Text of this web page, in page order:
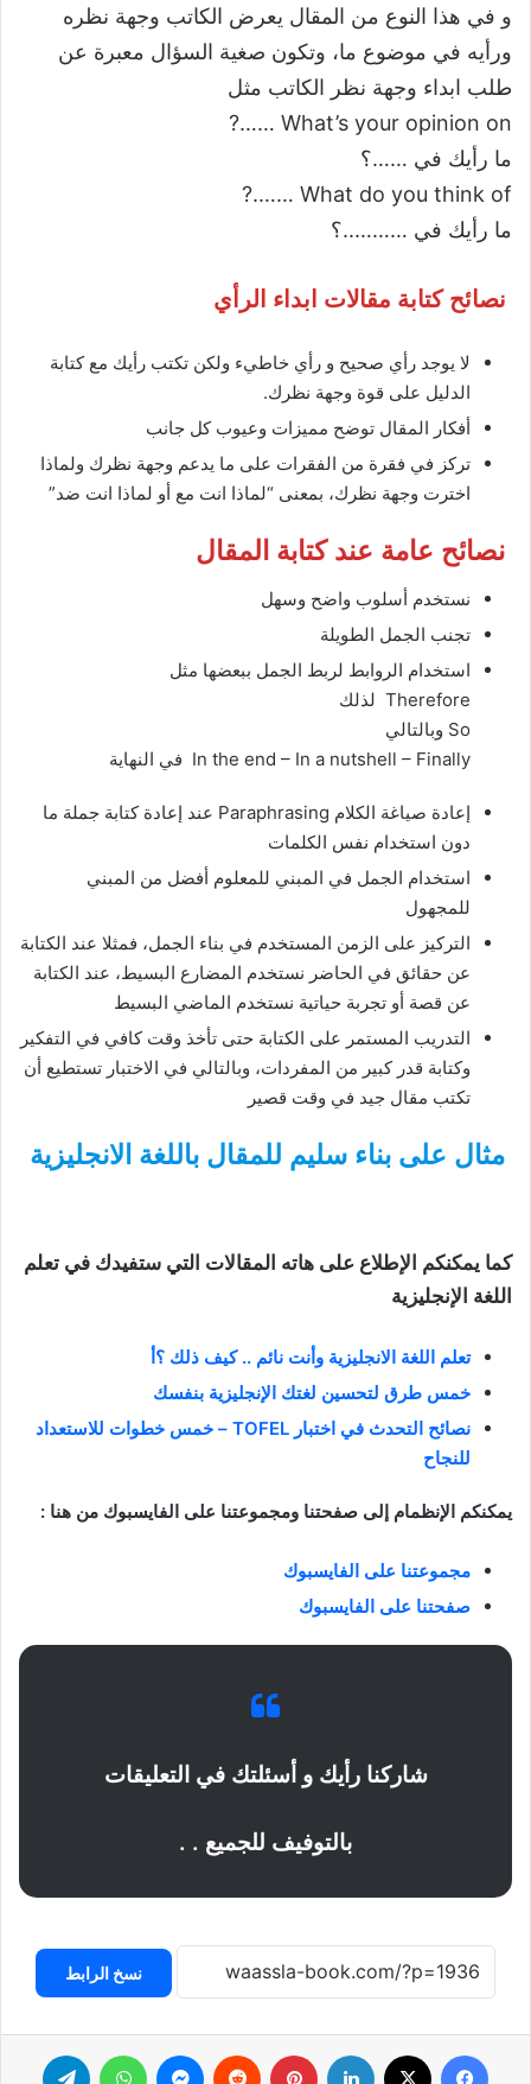
و في هذا النوع من المقال يعرض الكاتب وجهة نظره
ورأيه في موضوع ما، وتكون صغية السؤال معبرة عن
طلب ابداء وجهة نظر الكاتب مثل
What’s your opinion on ……?
ما رأيك في ……؟
What do you think of …….?
ما رأيك في ………..؟
نصائح كتابة مقالات ابداء الرأي
لا يوجد رأي صحيح و رأي خاطيء ولكن تكتب رأيك مع كتابة
الدليل على قوة وجهة نظرك.
أفكار المقال توضح مميزات وعيوب كل جانب
تركز في فقرة من الفقرات على ما يدعم وجهة نظرك ولماذا
اخترت وجهة نظرك، بمعنى “لماذا انت مع أو لماذا انت ضد”
نصائح عامة عند كتابة المقال
نستخدم أسلوب واضح وسهل
تجنب الجمل الطويلة
استخدام الروابط لربط الجمل ببعضها مثل
Therefore لذلك
So وبالتالي
In the end – In a nutshell – Finally في النهاية
إعادة صياغة الكلام Paraphrasing عند إعادة كتابة جملة ما
دون استخدام نفس الكلمات
استخدام الجمل في المبني للمعلوم أفضل من المبني
للمجهول
التركيز على الزمن المستخدم في بناء الجمل، فمثلا عند الكتابة
عن حقائق في الحاضر نستخدم المضارع البسيط، عند الكتابة
عن قصة أو تجربة حياتية نستخدم الماضي البسيط
التدريب المستمر على الكتابة حتى تأخذ وقت كافي في التفكير
وكتابة قدر كبير من المفردات، وبالتالي في الاختبار تستطيع أن
تكتب مقال جيد في وقت قصير
مثال على بناء سليم للمقال باللغة الانجليزية
كما يمكنكم الإطلاع على هاته المقالات التي ستفيدك في تعلم
اللغة الإنجليزية
تعلم اللغة الانجليزية وأنت نائم .. كيف ذلك ؟أ
خمس طرق لتحسين لغتك الإنجليزية بنفسك
نصائح التحدث في اختبار TOFEL – خمس خطوات للاستعداد
للنجاح
يمكنكم الإنظمام إلى صفحتنا ومجموعتنا على الفايسبوك من هنا :
مجموعتنا على الفايسبوك
صفحتنا على الفايسبوك
شاركنا رأيك و أسئلتك في التعليقات
بالتوفيف للجميع . .
نسخ الرابط
فيسبوك لينكدإن بينتيريست ماسنجر واتساب